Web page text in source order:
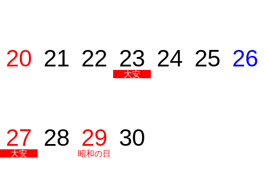
20 21 22 23
大安
24 25 26
27
大安
28 29
昭和の日
30